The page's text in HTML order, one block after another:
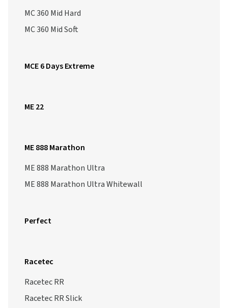
MC 360 Mid Hard
MC 360 Mid Soft
MCE 6 Days Extreme
ME 22
ME 888 Marathon
ME 888 Marathon Ultra
ME 888 Marathon Ultra Whitewall
Perfect
Racetec
Racetec RR
Racetec RR Slick